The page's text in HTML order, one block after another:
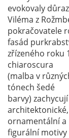
evokovaly
Viléma z
pokračovatele
fasád
zřízeného roku
chiaroscura
(malba v
tónech šedé
barvy) zachycují
architektonické,
ornamentální a
figurální motivy